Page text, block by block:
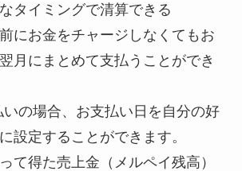
タイミングで清算できる
にお金をチャージしなくてもお
月にまとめて支払うことができ
いの場合、お支払い日を自分の好
設定することができます。
て得た売上金（メルペイ残高）